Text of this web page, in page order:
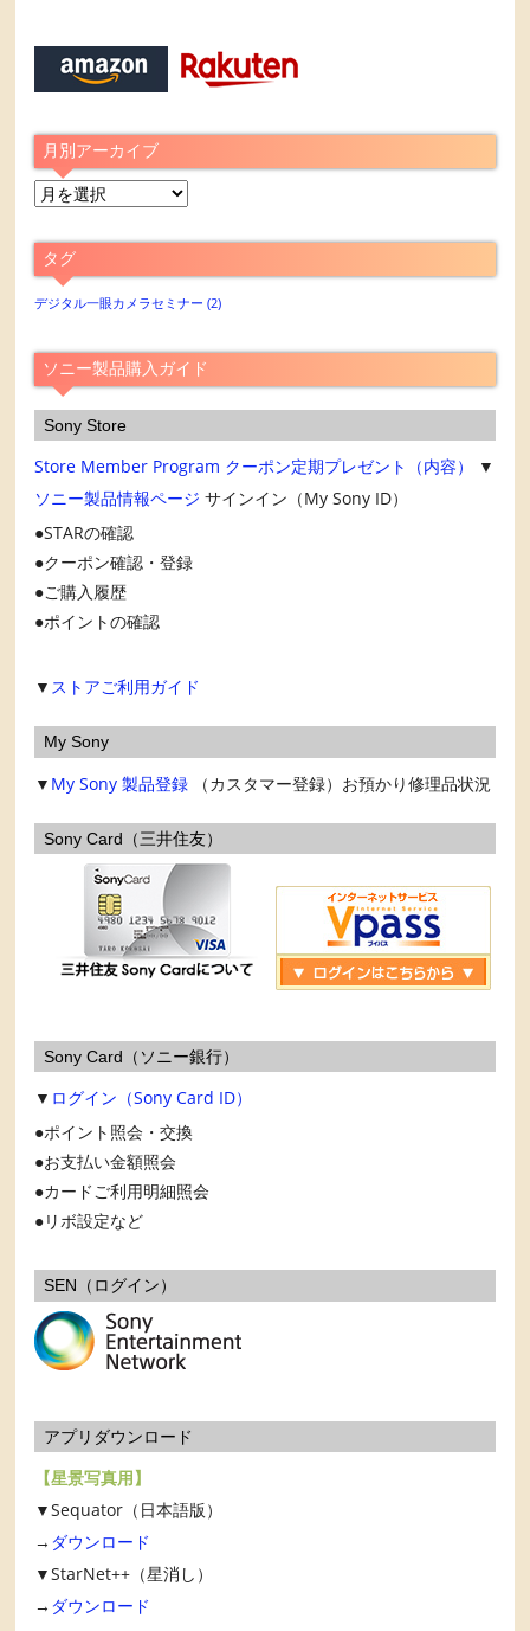
月別アーカイブ
月
ア
ー
カ
ブ
タグ
デジタル一眼カメラセミナー (2)
ソニー製品購入ガイド
Sony Store
Store Member Program クーポン定期プレゼント（内容）
▼
ソニー製品情報ページ サインイン（My Sony ID）
STARの確認
クーポン確認・登録
ご購入履歴
ポイントの確認
▼ ストアご利用ガイド
My Sony
▼ My Sony 製品登録 （カスタマー登録）お預かり修理品状況
Sony Card（三井住友）
Sony Card（ソニー銀行）
▼ ログイン（Sony Card ID）
ポイント照会・交換
お支払い金額照会
カードご利用明細照会
リボ設定など
SEN（ログイン）
アプリダウンロード
【星景写真用】
▼Sequator（日本語版）
→ ダウンロード
▼StarNet++（星消し）
→ ダウンロード